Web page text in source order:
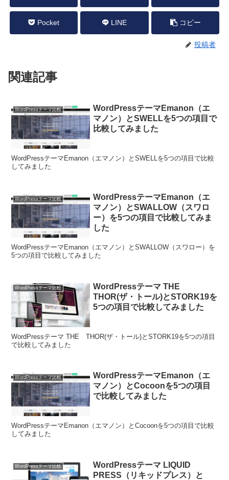
Pocket LINE コピー
投稿者
関連記事
WordPressテーマ比較
WordPressテーマEmanon（エ
マノン）とSWELLを5つの項目で
比較してみました
WordPressテーマEmanon（エマノン）とSWELLを5つの項目で比較
してみました
WordPressテーマ比較
WordPressテーマEmanon（エ
マノン）とSWALLOW（スワロ
ー）を5つの項目で比較してみま
した
WordPressテーマEmanon（エマノン）とSWALLOW（スワロー）を
5つの項目で比較してみました
WordPressテーマ比較
WordPressテーマ THE
THOR(ザ・トール)とSTORK19を
5つの項目で比較してみました
WordPressテーマ THE THOR(ザ・トール)とSTORK19を5つの項目
で比較してみました
WordPressテーマ比較
WordPressテーマEmanon（エ
マノン）とCocoonを5つの項目
で比較してみました
WordPressテーマEmanon（エマノン）とCocoonを5つの項目で比較
してみました
WordPressテーマ比較
WordPressテーマ LIQUID
PRESS（リキッドプレス）と